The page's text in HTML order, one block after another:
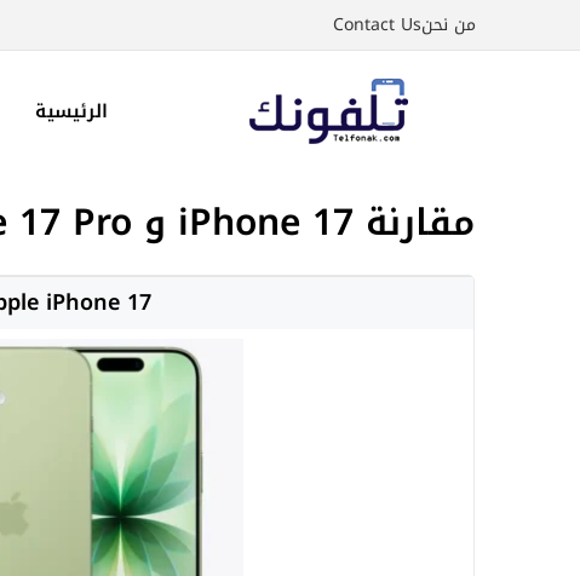
من نحنContact Us
الرئيسية
مقارنة iPhone 17 و iPhone 17 Pro
iPhone 17